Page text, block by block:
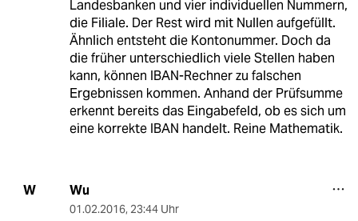
Landesbanken und vier individuellen Nummern,
die Filiale. Der Rest wird mit Nullen aufgefüllt.
Ähnlich entsteht die Kontonummer. Doch da
die früher unterschiedlich viele Stellen haben
kann, können IBAN-Rechner zu falschen
Ergebnissen kommen. Anhand der Prüfsumme
erkennt bereits das Eingabefeld, ob es sich um
eine korrekte IBAN handelt. Reine Mathematik.
W Wu
01.02.2016, 23:44 Uhr